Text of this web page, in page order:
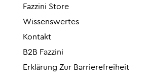
Fazzini Store
Wissenswertes
Kontakt
B2B Fazzini
Erklärung Zur Barrierefreiheit